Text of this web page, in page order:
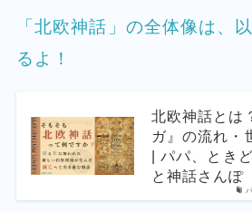
「北欧神話」の全体像は、
るよ！
北欧神話とは
ガ』の流れ・
| パパ、とき
と神話さんぽ